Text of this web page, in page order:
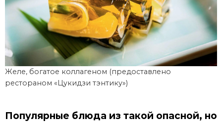
Желе, богатое коллагеном (предоставлено
рестораном «Цукидзи тэнтику»)
Популярные блюда из такой опасной, но